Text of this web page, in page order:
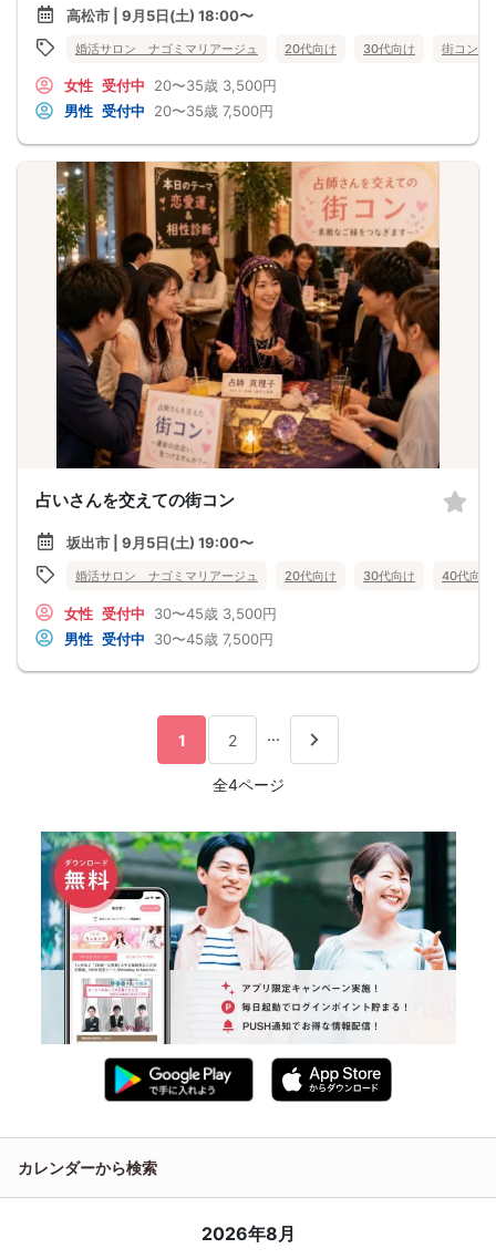
高松市 | 9月5日(土) 18:00〜
婚活サロン ナゴミマリアージュ 20代向け 30代向け 街コン
女性 受付中 20〜35歳 3,500円
男性 受付中 20〜35歳 7,500円
占いさんを交えての街コン
坂出市 | 9月5日(土) 19:00〜
婚活サロン ナゴミマリアージュ 20代向け 30代向け 40代向け
女性 受付中 30〜45歳 3,500円
男性 受付中 30〜45歳 7,500円
1 2 ...
全4ページ
カレンダーから検索
2026年8月